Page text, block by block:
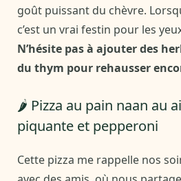
goût puissant du chèvre.
c’est un vrai festin pour les
N’hésite pas à ajouter des
du thym pour rehausser
🌶️ Pizza au pain naan au
piquante et pepperoni
Cette pizza me rappelle nos